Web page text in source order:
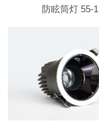
防眩筒灯 55-1